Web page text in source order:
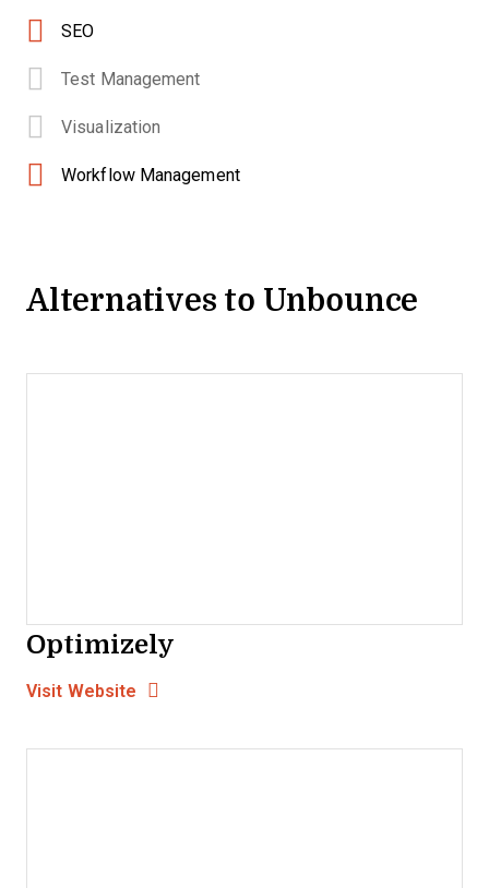
SEO
Test Management
Visualization
Workflow Management
Alternatives to Unbounce
Optimizely
Visit Website Opens New Window